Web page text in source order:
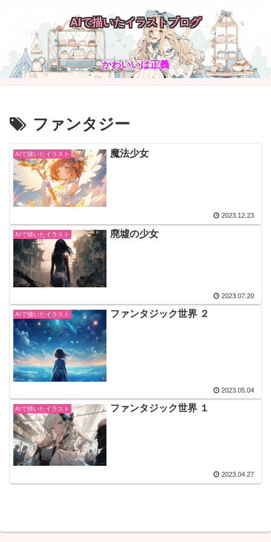
AIで描いたイラストブログ
かわいいは正義
ファンタジー
AIで描いたイラスト 魔法少女
2023.12.23
AIで描いたイラスト 廃墟の少女
2023.07.20
AIで描いたイラスト ファンタジック世界 ２
2023.05.04
AIで描いたイラスト ファンタジック世界 １
2023.04.27